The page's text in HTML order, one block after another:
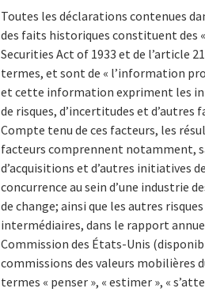
Toutes les déclarations contenues
des faits historiques constituent des
Securities Act of 1933 et de l’article
termes, et sont de « l’information
et cette information expriment les
de risques, d’incertitudes et d’autres
Compte tenu de ces facteurs, les
facteurs comprennent notamment,
d’acquisitions et d’autres initiatives
concurrence au sein d’une industrie
de change; ainsi que les autres
intermédiaires, dans le rapport
Commission des États-Unis
commissions des valeurs mobilières
termes « penser », « estimer », «